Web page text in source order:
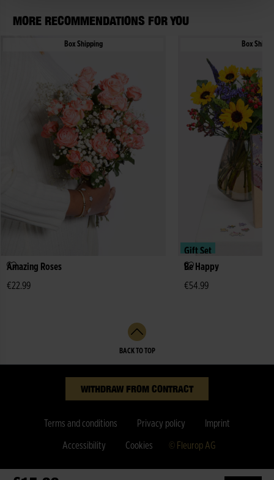
MORE RECOMMENDATIONS FOR YOU
Box Shipping
Amazing Roses
€22.99
Box
Gift Set
Be Happy
€54.99
BACK TO TOP
WITHDRAW FROM CONTRACT
Terms and conditions Privacy policy Imprint
Accessibility Cookies © Fleurop AG